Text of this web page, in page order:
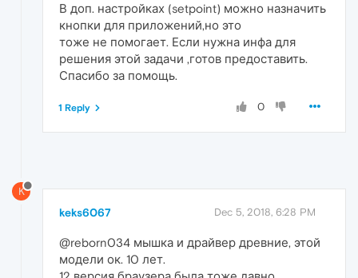
В доп. настройках (setpoint) можно назначить
кнопки для приложений,но это
тоже не помогает. Если нужна инфа для
решения этой задачи ,готов предоставить.
Спасибо за помощь.
0
1 Reply
K
keks6067 Dec 5, 2018, 6:28 PM
@reborn034 мышка и драйвер древние, этой
модели ок. 10 лет.